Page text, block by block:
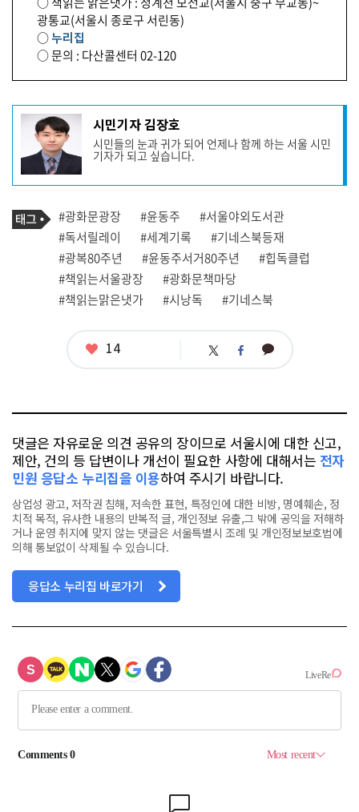
광통교(서울시 종로구 서린동)
○누리집
○ 문의 : 다산콜센터 02-120
기
성
자
프
필
시민기자 김장호
시민들의 눈과 귀가 되어 언제나 함께 하는 서울 시민
기자가 되고 싶습니다.
기
사
관
련
태
그
태
그
#광화문광장 #윤동주
#서울야외도서관
#독서릴레이
#세계기록
#기네스북등재
#광복80주년
#윤동주서거80주년
#힙독클럽
#책읽는서울광장
#광화문책마당
#책읽는맑은냇가
#시낭독 #기네스북
좋
14 트 페 카
댓글은 자유로운 의견 공유의 장이므로 서울시에 대한 신고,
제안, 건의 등 답변이나 개선이 필요한 사항에 대해서는 전자
민원 응답소 누리집을 이용하여 주시기 바랍니다.
상업성 광고, 저작권 침해, 저속한 표현, 특정인에 대한 비방, 명예훼손, 정
치적 목적, 유사한 내용의 반복적 글, 개인정보 유출,그 밖에 공익을 저해하
거나 운영 취지에 맞지 않는 댓글은 서울특별시 조례 및 개인정보보호법에
의해 통보없이 삭제될 수 있습니다.
응답소 누리집 바로가기